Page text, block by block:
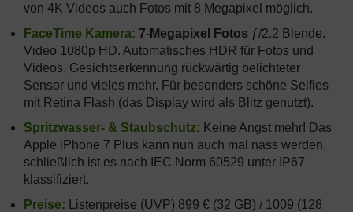
von 4K Videos auch Fotos mit 8 Megapixel möglich.
FaceTime Kamera: 7-Megapixel Fotos ƒ/2.2 Blende.
Video 1080p HD. Automatisches HDR für Fotos und
Videos, Gesichtserkennung rückwärtig belichteter
Sensor und vieles mehr. Für besonders schöne Selfies
mit Retina Flash (das Display wird als Blitz genutzt).
Spritzwasser- & Staubschutz: Keine Angst mehr! Das
Apple iPhone 7 Plus kann nun auch mal nass werden,
schließlich ist es nach IEC Norm 60529 unter IP67
klassifiziert.
Preise: Listenpreise (UVP) 899 € (32 GB) / 1009 (128